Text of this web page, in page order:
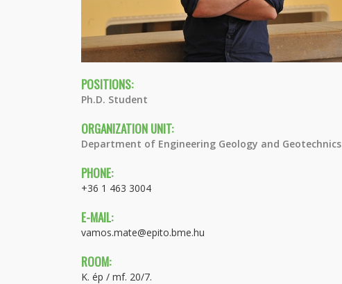
POSITIONS:
Ph.D. Student
ORGANIZATION UNIT:
Department of Engineering Geology and Geotechnics
PHONE:
+36 1 463 3004
E-MAIL:
vamos.mate@epito.bme.hu
ROOM:
K. ép / mf. 20/7.